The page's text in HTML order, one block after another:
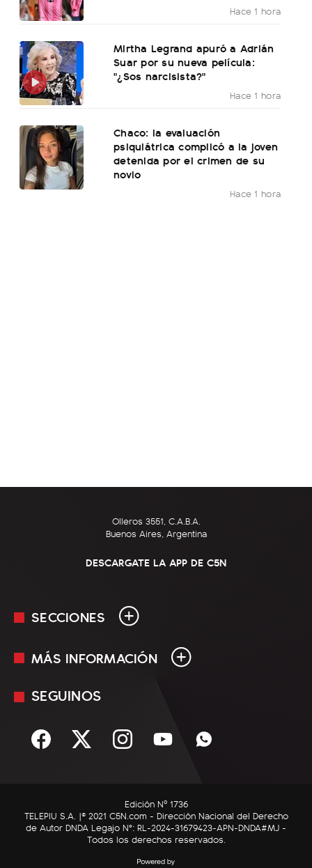
Hace 1 hora
Mirtha Legrand apuró a Adrián
Suar por su nueva película:
"¿Sos narcisista?"
Hace 1 hora
Chaco: la evaluación
psiquiátrica complicó a la joven
detenida por el crimen de su
novio
Hace 1 hora
Olleros 3551, C.A.B.A.
Buenos Aires, Argentina
DESCARGATE LA APP DE C5N
SECCIONES
En Vivo
Sociedad
C5N Autos
RatingCero
MÁS INFORMACIÓN
Mediakit
Términos y condiciones
SEGUINOS
Edición Nº 1736
TELEPIU S.A. |© 2021 C5N.com - Dirección Nacional del Derecho
de Autor DNDA Legajo N°: RL-2024-31679423-APN-DNDA#MJ -
Todos los derechos reservados.